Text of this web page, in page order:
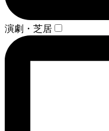
演劇・芝居